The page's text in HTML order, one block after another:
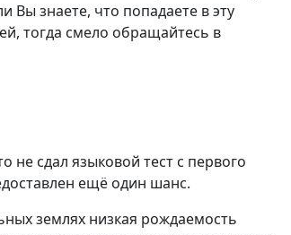
Вы знаете, что попадаете в эту
тогда смело обращайтесь в
сдал языковой тест с первого
ещё один шанс.
землях низкая рождаемость